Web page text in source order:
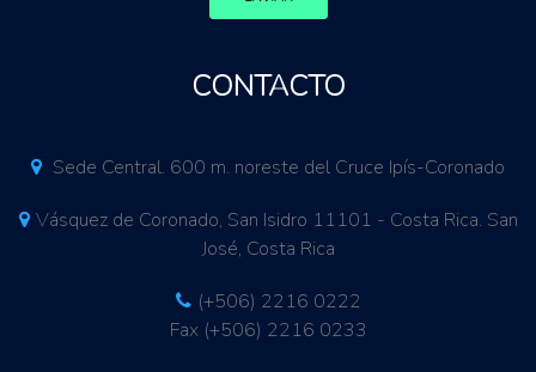
CONTACTO
Sede Central. 600 m. noreste del Cruce Ipís-Coronado
Vásquez de Coronado, San Isidro 11101 - Costa Rica. San
José, Costa Rica
(+506) 2216 0222
Fax (+506) 2216 0233